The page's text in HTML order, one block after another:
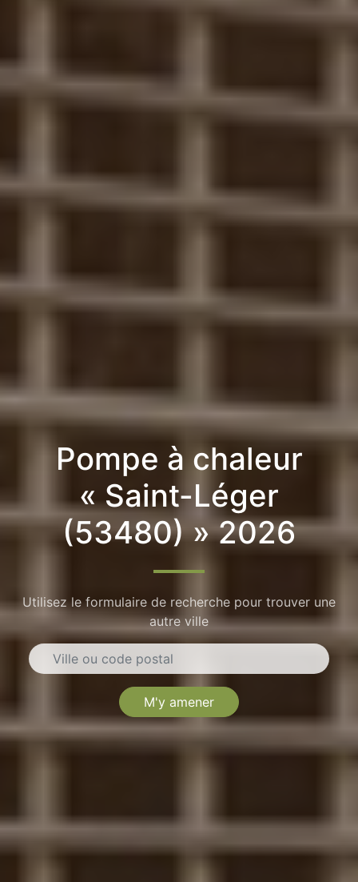
Pompe à chaleur
« Saint-Léger
(53480) » 2026
Utilisez le formulaire de recherche pour trouver une
autre ville
M'y amener